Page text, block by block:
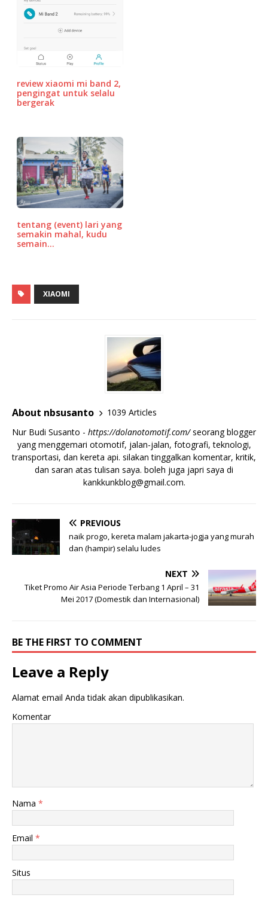
review xiaomi mi band 2,
pengingat untuk selalu
bergerak
tentang (event) lari yang
semakin mahal, kudu
semain…
XIAOMI
About nbsusanto
1039 Articles
Nur Budi Susanto - https://dolanotomotif.com/seorang blogger
yang menggemari otomotif, jalan-jalan, fotografi, teknologi,
transportasi, dan kereta api. silakan tinggalkan komentar, kritik,
dan saran atas tulisan saya. boleh juga japri saya di
kankkunkblog@gmail.com.
PREVIOUS
naik progo, kereta malam jakarta-jogja yang murah
dan (hampir) selalu ludes
NEXT
Tiket Promo Air Asia Periode Terbang 1 April – 31
Mei 2017 (Domestik dan Internasional)
BE THE FIRST TO COMMENT
Leave a Reply
Alamat email Anda tidak akan dipublikasikan.
Komentar
Nama *
Email *
Situs